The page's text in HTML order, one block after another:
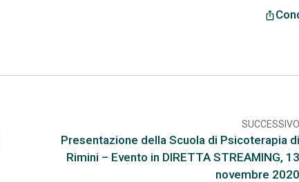
ios_share
SUCCESSIVO
Presentazione della Scuola di Psicoterapia di
Rimini – Evento in DIRETTA STREAMING, 13
novembre 2020